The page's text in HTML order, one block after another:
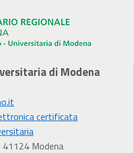
di Modena
certificata
41124 Modena